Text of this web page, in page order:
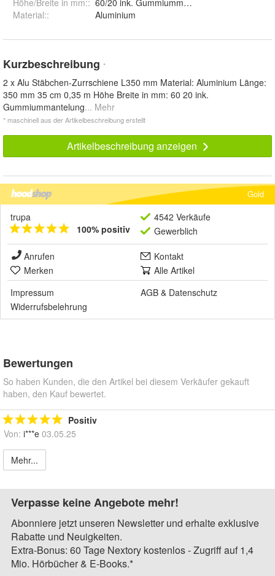
Höhe/Breite in mm:: 60/20 ink. Gummiummantelung
Material:: Aluminium
Kurzbeschreibung *
2 x Alu Stäbchen-Zurrschiene L350 mm Material: Aluminium Länge:
350 mm 35 cm 0,35 m Höhe Breite in mm: 60 20 ink.
Gummiummantelung... Mehr
* maschinell aus der Artikelbeschreibung erstellt
Artikelbeschreibung anzeigen
Gold
trupa
100% positiv
4542 Verkäufe
Gewerblich
Anrufen
Kontakt
Merken
Alle Artikel
Impressum
AGB & Datenschutz
Widerrufsbelehrung
Bewertungen
So haben Kunden, die den Artikel bei diesem Verkäufer gekauft
haben, den Kauf bewertet.
Positiv
Von: i***e 03.05.25
Mehr...
Verpasse keine Angebote mehr!
Abonniere jetzt unseren Newsletter und erhalte exklusive
Rabatte und Neuigkeiten.
Extra-Bonus: 60 Tage Nextory kostenlos - Zugriff auf 1,4
Mio. Hörbücher & E-Books.*